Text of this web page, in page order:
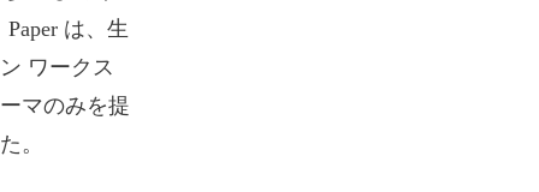
は、生
ワークス
マのみを提
。